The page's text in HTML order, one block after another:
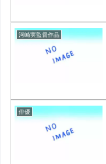
河崎実監督作品
俳優